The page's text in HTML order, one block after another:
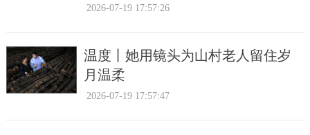
2026-07-19 17:57:26
温度丨她用镜头为山村老人留住岁
月温柔
2026-07-19 17:57:47